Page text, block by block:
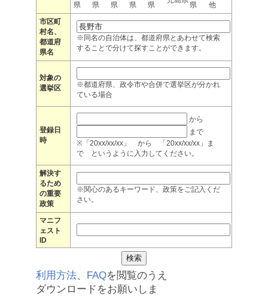
県
県
県
県
県
県
他
市区町
村名、
都道府
県名
※同名の自治体は、都道府県とあわせて検索
することで分けて探すことができます。
対象の
選挙区
※都道府県、政令市や合併で選挙区が分かれ
ている場合
登録日
時
から
まで
※「20xx/xx/xx」 から 「20xx/xx/xx」ま
で というように入力してください。
解決す
るため
の重要
政策
※関心のあるキーワード、政策をご記入くだ
さい。
マニフ
ェスト
ID
利用方法、 FAQを閲覧のうえ
ダウンロードをお願いしま